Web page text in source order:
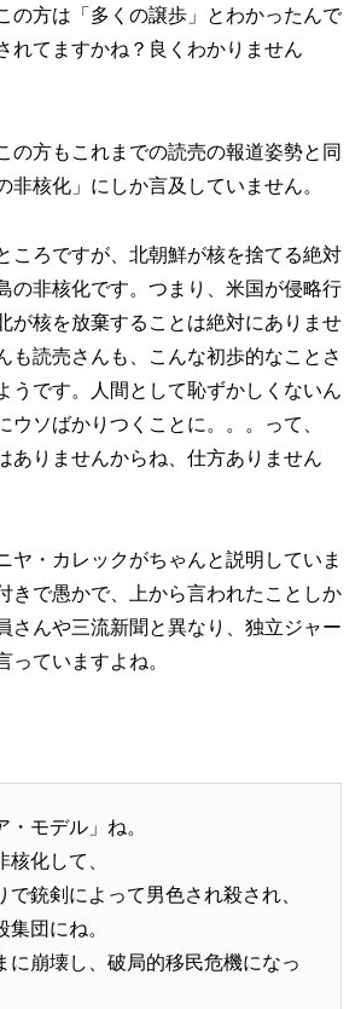
の方は「多くの譲歩」とわかったんで
れてますかね？良くわかりません
の方もこれまでの読売の報道姿勢と同
非核化」にしか言及していません。
ころですが、北朝鮮が核を捨てる絶対
の非核化です。つまり、米国が侵略行
が核を放棄することは絶対にありませ
も読売さんも、こんな初歩的なことさ
うです。人間として恥ずかしくないん
ウソばかりつくことに。。。って、
ありませんからね、仕方ありません
ヤ・カレックがちゃんと説明していま
きで愚かで、上から言われたことしか
さんや三流新聞と異なり、独立ジャー
っていますよね。
・モデル」ね。
核化して、
で銃剣によって男色され殺され、
団にね。
に崩壊し、破局的移民危機になっ